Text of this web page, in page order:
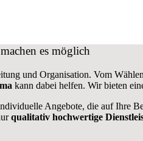
es möglich
und Organisation. Vom
kann dabei helfen. Wir bieten
Angebote, die auf Ihre
qualitativ hochwertige